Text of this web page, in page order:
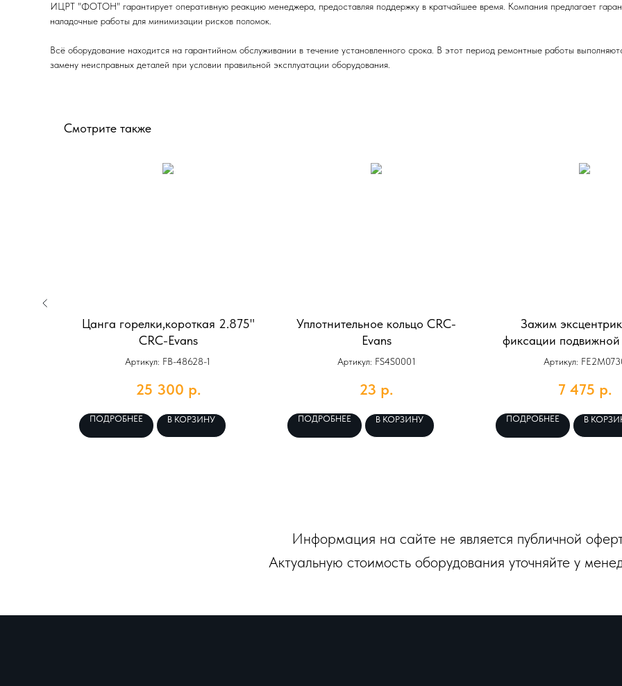
ИЦРТ "ФОТОН" гарантирует оперативную реакцию менеджера, предоставляя поддержку в кратчайшее время. Компания предлагает
наладочные работы для минимизации рисков поломок.
Всё оборудование находится на гарантийном обслуживании в течение установленного срока. В этот период ремонтные работы
замену неисправных деталей при условии правильной эксплуатации оборудования.
Смотрите также
Цанга горелки,короткая 2.875"
CRC-Evans
Артикул: FB-48628-1
25 300 р.
ПОДРОБНЕЕ В КОРЗИНУ
Уплотнительное кольцо CRC-
Evans
Артикул: FS4S0001
23 р.
ПОДРОБНЕЕ В КОРЗИНУ
Зажим
фиксации подвижной
CRC-Evans
Артикул:
7 475 р.
ПОДРОБНЕЕ В
Информация на сайте не является публичной
Актуальную стоимость оборудования уточняйте у